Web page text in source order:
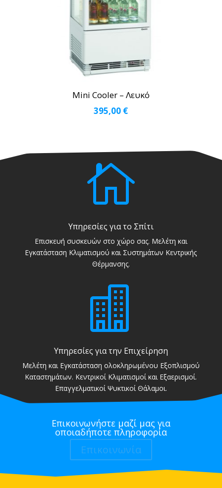
Mini Cooler – Λευκό
395,00 €

Υπηρεσίες για το Σπίτι
Επισκευή συσκευών στο χώρο σας. Μελέτη και
Εγκατάσταση Κλιματισμού και Συστημάτων Κεντρικής
Θέρμανσης.

Υπηρεσίες για την Επιχείρηση
Μελέτη και Εγκατάσταση ολοκληρωμένου Εξοπλισμού
Καταστημάτων. Κεντρικοί Κλιματισμοί και Εξαερισμοί.
Επαγγελματικοί Ψυκτικοί Θάλαμοι.
Επικοινωνήστε μαζί μας για
οποιαδήποτε πληροφορία
Επικοινωνία